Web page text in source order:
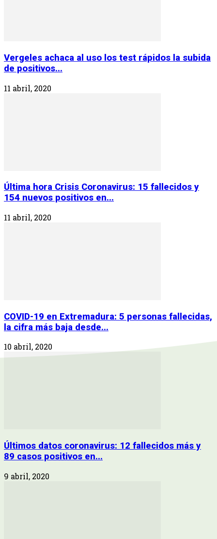
Vergeles achaca al uso los test rápidos la subida
de positivos...
11 abril, 2020
Última hora Crisis Coronavirus: 15 fallecidos y
154 nuevos positivos en...
11 abril, 2020
COVID-19 en Extremadura: 5 personas fallecidas,
la cifra más baja desde...
10 abril, 2020
Últimos datos coronavirus: 12 fallecidos más y
89 casos positivos en...
9 abril, 2020